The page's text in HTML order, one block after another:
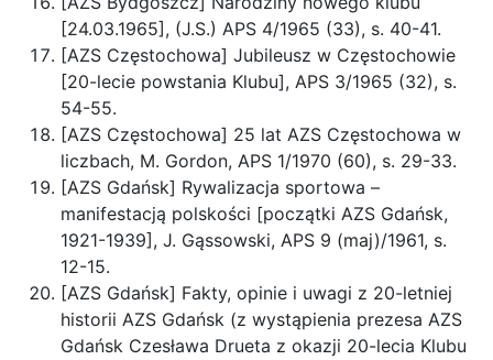
[24.03.1965], (J.S.) APS 4/1965 (33), s. 40-41.
[AZS Częstochowa] Jubileusz w Częstochowie
[20-lecie powstania Klubu], APS 3/1965 (32), s.
54-55.
[AZS Częstochowa] 25 lat AZS Częstochowa w
liczbach, M. Gordon, APS 1/1970 (60), s. 29-33.
[AZS Gdańsk] Rywalizacja sportowa –
manifestacją polskości [początki AZS Gdańsk,
1921-1939], J. Gąssowski, APS 9 (maj)/1961, s.
12-15.
[AZS Gdańsk] Fakty, opinie i uwagi z 20-letniej
historii AZS Gdańsk (z wystąpienia prezesa AZS
Gdańsk Czesława Drueta z okazji 20-lecia Klubu